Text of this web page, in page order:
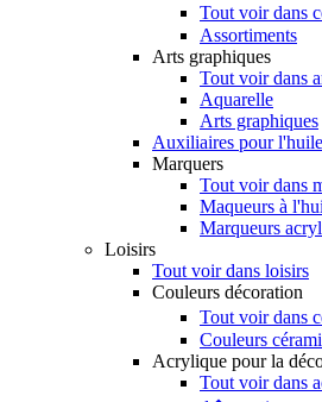
Tout voir dans
Assortiments
Arts graphiques
Tout voir dans
Aquarelle
Arts graphiques
Auxiliaires pour l'huile
Marquers
Tout voir dans
Maqueurs à
Marqueurs
Loisirs
Tout voir dans loisirs
Couleurs décoration
Tout voir dans
Couleurs
Acrylique pour la
Tout voir dans